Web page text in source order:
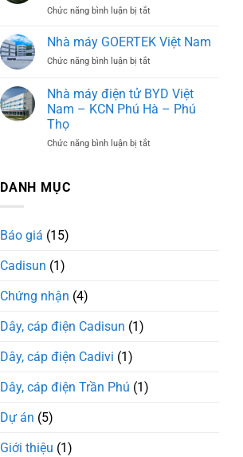
Hà
Chức năng bình luận bị tắtở
viện
khoa
Nam
Định
Nhà máy GOERTEK Việt Nam
Chức năng bình luận bị tắtở
máy
GOERTEK
Việt
Nhà máy điện tử BYD Việt
Nam – KCN Phú Hà – Phú
Thọ
Chức năng bình luận bị tắtở
DANH MỤC
Báo giá (15)
Cadisun (1)
Chứng nhận (4)
Dây, cáp điện Cadisun (1)
Dây, cáp điện Cadivi (1)
Dây, cáp điện Trần Phú (1)
Dự án (5)
Giới thiệu (1)